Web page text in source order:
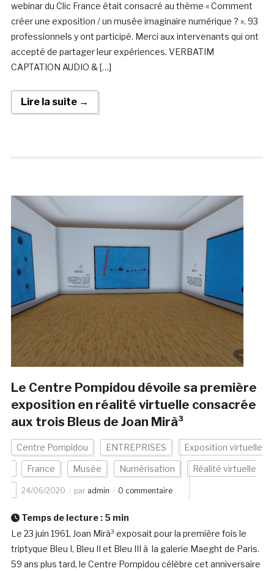
webinar du Clic France était consacré au thème « Comment
créer une exposition / un musée imaginaire numérique ? ». 93
professionnels y ont participé. Merci aux intervenants qui ont
accepté de partager leur expériences. VERBATIM
CAPTATION AUDIO & […]
Lire la suite →
Le Centre Pompidou dévoile sa première
exposition en réalité virtuelle consacrée
aux trois Bleus de Joan Mirà³
Centre Pompidou ENTREPRISES Exposition virtuelle
France Musée Numérisation Réalité virtuelle
24/06/2020 par admin 0 commentaire
Temps de lecture : 5 min
Le 23 juin 1961, Joan Mirà³ exposait pour la première fois le
triptyque Bleu I, Bleu II et Bleu III à la galerie Maeght de Paris.
59 ans plus tard, le Centre Pompidou célèbre cet anniversaire